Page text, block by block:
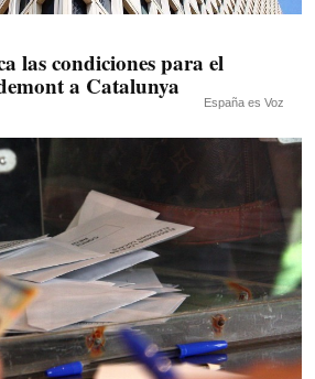
las condiciones para el
a Catalunya
España es Voz